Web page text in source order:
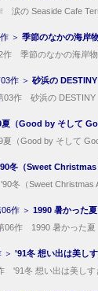
＞ 季節のなかの海岸
作 ＞ 砂浜の DESTINY
夏（Good by そして
冬（Sweet Christmas
06作 ＞ 1990 暑かった夏
＞ '91冬 想い出は美し